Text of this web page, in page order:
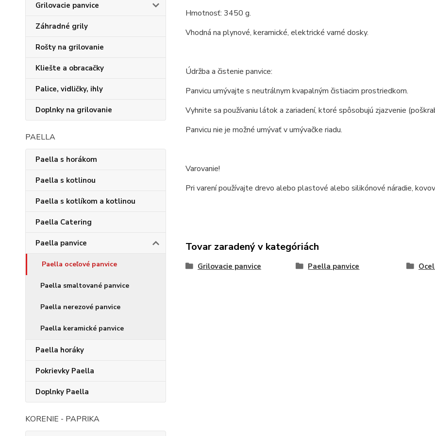
Grilovacie panvice
Záhradné grily
Rošty na grilovanie
Kliešte a obracačky
Palice, vidličky, ihly
Doplnky na grilovanie
PAELLA
Paella s horákom
Paella s kotlinou
Paella s kotlíkom a kotlinou
Paella Catering
Paella panvice
Paella oceľové panvice
Paella smaltované panvice
Paella nerezové panvice
Paella keramické panvice
Paella horáky
Pokrievky Paella
Doplnky Paella
KORENIE - PAPRIKA
Hmotnosť: 3450 g.
Vhodná na plynové, keramické, elektrické varné dosky.
Údržba a čistenie panvice:
Panvicu umývajte s neutrálnym kvapalným čistiacim prostriedkom.
Vyhnite sa používaniu látok a zariadení, ktoré spôsobujú zjazvenie
Panvicu nie je možné umývať v umývačke riadu.
Varovanie!
Pri varení používajte drevo alebo plastové alebo silikónové náradie,
Tovar zaradený v kategóriách
Grilovacie panvice Paella panvice